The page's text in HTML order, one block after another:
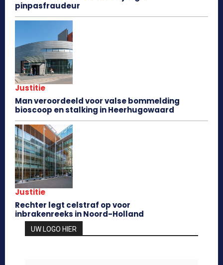
pinpasfraudeur
Justitie
Man veroordeeld voor valse bommelding
bioscoop en stalking in Heerhugowaard
Justitie
Rechter legt celstraf op voor
inbrakenreeks in Noord-Holland
UW LOGO HIER